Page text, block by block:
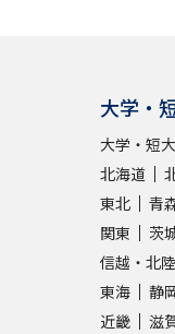
大学・
大学・短
北海道
東北
青
関東
茨
信越・北陸
東海
静
近畿
滋